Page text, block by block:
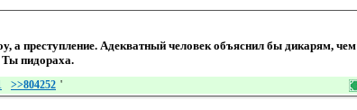
а преступление. Адекватный человек объяснил бы дикарям, чем
Ты пидораха.
>>804252 '